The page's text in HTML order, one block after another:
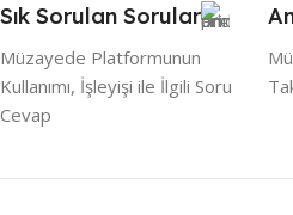
Sık Sorulan Sorular
Müzayede Platformunun
Kullanımı, İşleyişi ile İlgili Soru
Cevap